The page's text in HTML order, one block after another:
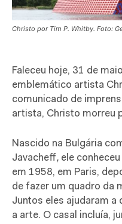
Christo por Tim P. Whitby. Foto:
Faleceu hoje, 31 de
emblemático artista
comunicado de
artista, Christo morreu
Nascido na Bulgária
Javacheff, ele
em 1958, em Paris,
de fazer um quadro da
Juntos eles ajudaram
a arte. O casal incluía,